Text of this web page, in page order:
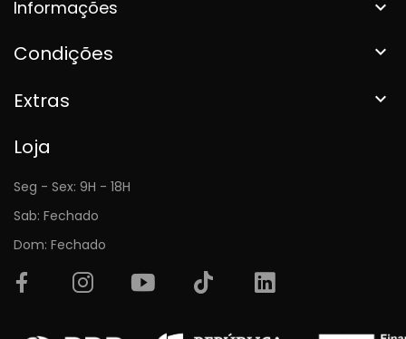
Informações 
Condições 
Extras 
Loja
Seg - Sex: 9H - 18H
Sab: Fechado
Dom: Fechado